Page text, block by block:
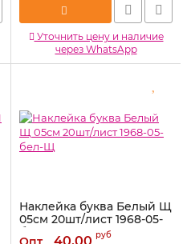
Уточнить цену и наличие
через WhatsApp
Наклейка буква Белый Щ
05см 20шт/лист 1968-05-
бел-Щ
руб